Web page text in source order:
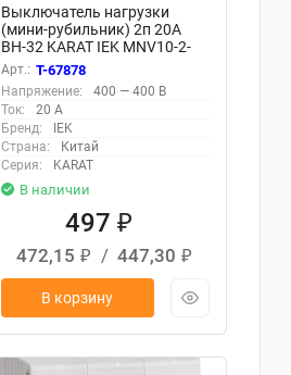
Выключатель нагрузки
(мини-рубильник) 2п 20А
ВН-32 KARAT IEK MNV10-2-
020
Арт.: T-67878
Напряжение:
400 — 400 В
Ток:
20 А
Бренд:
IEK
Страна:
Китай
Серия:
KARAT
В наличии
497₽
472,15 ₽ /447,30 ₽
В корзину